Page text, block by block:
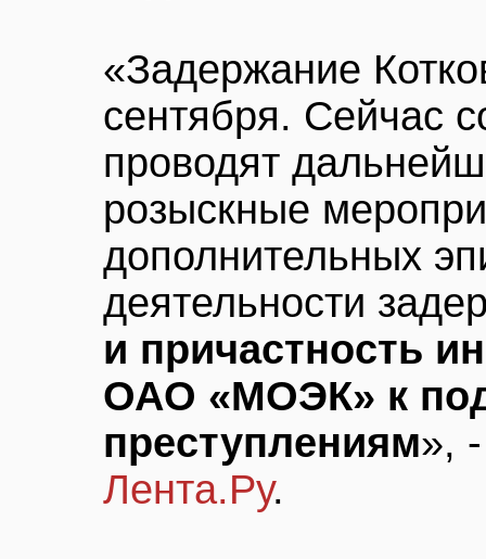
«Задержание
сентября. Сейчас
проводят
розыскные
дополнительных
деятельности
и причастность
ОАО «МОЭК» к
преступлениям»,
Лента.Ру.